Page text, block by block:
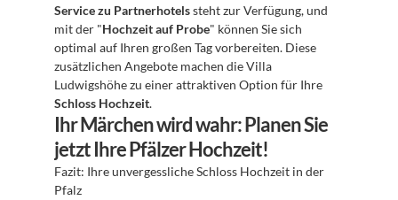
Service zu Partnerhotels steht zur Verfügung, und
mit der "Hochzeit auf Probe" können Sie sich
optimal auf Ihren großen Tag vorbereiten. Diese
zusätzlichen Angebote machen die Villa
Schloss Hochzeit.
Ihr Märchen wird wahr: Planen Sie
jetzt Ihre Pfälzer Hochzeit!
Fazit: Ihre unvergessliche Schloss Hochzeit in der
Pfalz